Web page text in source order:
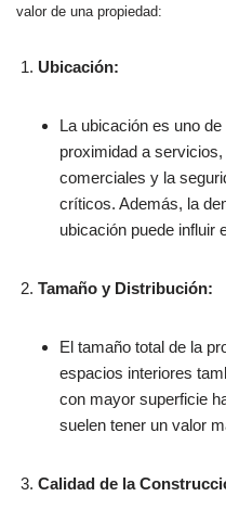
valor de una propiedad:
Ubicación:
La ubicación es uno
proximidad a
comerciales y la
críticos. Además, la
ubicación puede influir
Tamaño y Distribución:
El tamaño total de la
espacios interiores
con mayor superficie
suelen tener un valor
Calidad de la